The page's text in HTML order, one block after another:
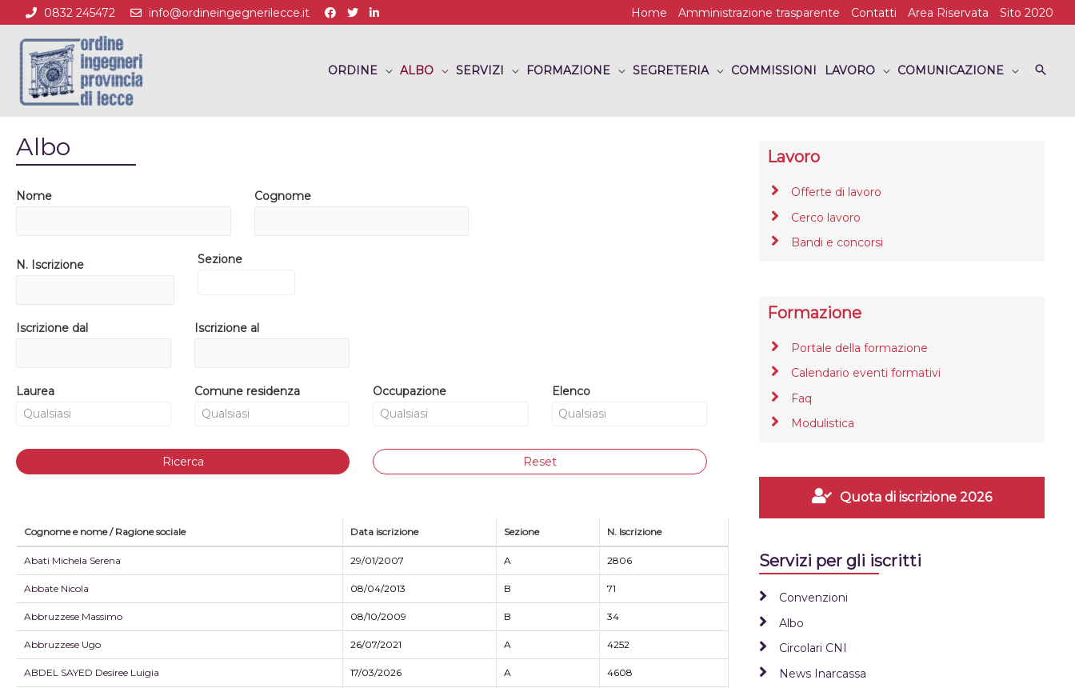
0832 245472 info@ordineingegnerilecce.it Home Amministrazione trasparente Contatti Area Riservata Sito 2020
ORDINE ALBO SERVIZI FORMAZIONE SEGRETERIA COMMISSIONI LAVORO COMUNICAZIONE
Albo
Nome Cognome
N. Iscrizione Sezione
Iscrizione dal Iscrizione al
Laurea Comune residenza Occupazione Elenco
Ricerca Reset
Cognome e nome / Ragione sociale Data iscrizione Sezione N. Iscrizione
Abati Michela Serena 29/01/2007 A 2806
Abbate Nicola 08/04/2013 B 71
Abbruzzese Massimo 08/10/2009 B 34
Abbruzzese Ugo 26/07/2021 A 4252
ABDEL SAYED Desiree Luigia 17/03/2026 A 4608
Lavoro
Offerte di lavoro
Cerco lavoro
Bandi e concorsi
Formazione
Portale della formazione
Calendario eventi formativi
Faq
Modulistica
Quota di iscrizione 2026
Servizi per gli iscritti
Convenzioni
Albo
Circolari CNI
News Inarcassa